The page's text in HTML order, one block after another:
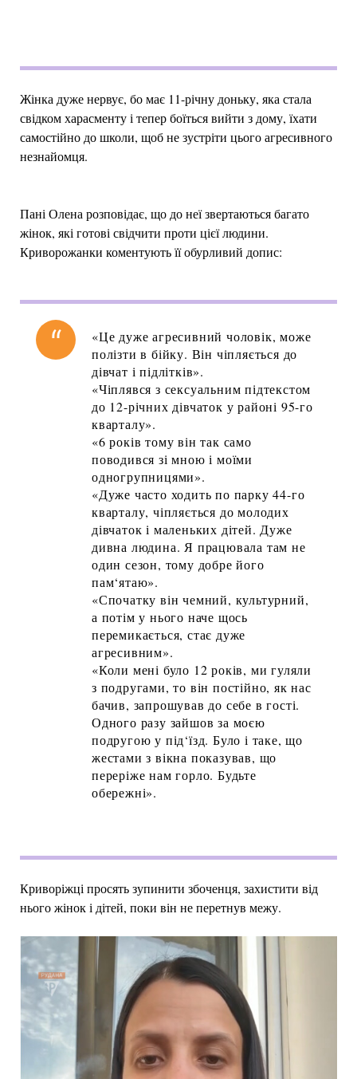
Жінка дуже нервує, бо має 11-річну доньку, яка стала
свідком харасменту і тепер боїться вийти з дому, їхати
самостійно до школи, щоб не зустріти цього агресивного
незнайомця.
Пані Олена розповідає, що до неї звертаються багато
жінок, які готові свідчити проти цієї людини.
Криворожанки коментують її обурливий допис:
«Це дуже агресивний чоловік, може
полізти в бійку. Він чіпляється до
дівчат і підлітків».
«Чіплявся з сексуальним підтекстом
до 12-річних дівчаток у районі 95-го
кварталу».
«6 років тому він так само
поводився зі мною і моїми
одногрупницями».
«Дуже часто ходить по парку 44-го
кварталу, чіпляється до молодих
дівчаток і маленьких дітей. Дуже
дивна людина. Я працювала там не
один сезон, тому добре його
пам‘ятаю».
«Спочатку він чемний, культурний,
а потім у нього наче щось
перемикається, стає дуже
агресивним».
«Коли мені було 12 років, ми гуляли
з подругами, то він постійно, як нас
бачив, запрошував до себе в гості.
Одного разу зайшов за моєю
подругою у під‘їзд. Було і таке, що
жестами з вікна показував, що
переріже нам горло. Будьте
обережні».
Криворіжці просять зупинити збоченця, захистити від
нього жінок і дітей, поки він не перетнув межу.